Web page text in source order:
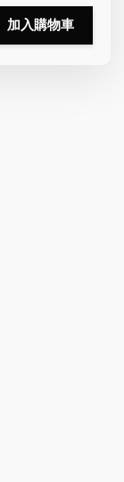
加入購物車